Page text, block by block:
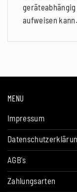
aufweisen kann.
MENU
Impressum
AGB's
Zahlungsarten